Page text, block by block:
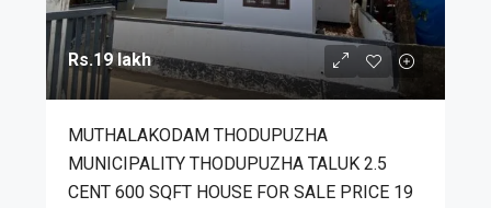
Rs.19 lakh
MUTHALAKODAM THODUPUZHA
MUNICIPALITY THODUPUZHA TALUK 2.5
CENT 600 SQFT HOUSE FOR SALE PRICE 19